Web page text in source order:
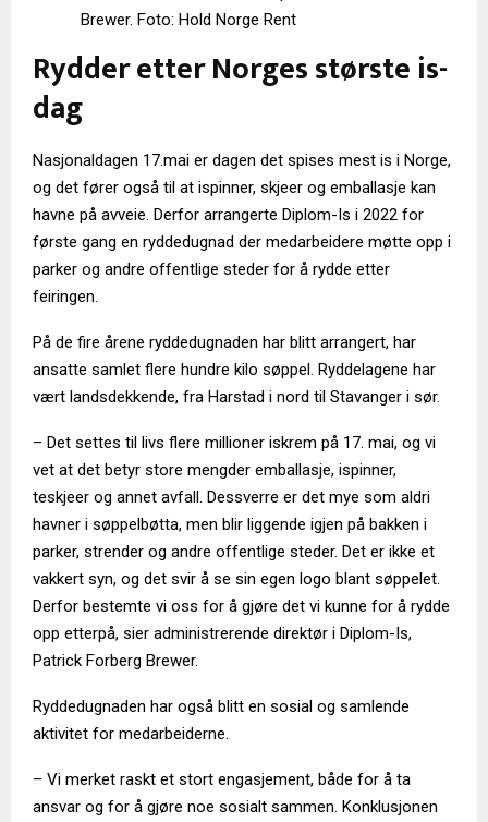
Brewer. Foto: Hold Norge Rent
Rydder etter Norges største is-
dag
Nasjonaldagen 17.mai er dagen det spises mest is i Norge,
og det fører også til at ispinner, skjeer og emballasje kan
havne på avveie. Derfor arrangerte Diplom-Is i 2022 for
første gang en ryddedugnad der medarbeidere møtte opp i
parker og andre offentlige steder for å rydde etter
feiringen.
På de fire årene ryddedugnaden har blitt arrangert, har
ansatte samlet flere hundre kilo søppel. Ryddelagene har
vært landsdekkende, fra Harstad i nord til Stavanger i sør.
– Det settes til livs flere millioner iskrem på 17. mai, og vi
vet at det betyr store mengder emballasje, ispinner,
teskjeer og annet avfall. Dessverre er det mye som aldri
havner i søppelbøtta, men blir liggende igjen på bakken i
parker, strender og andre offentlige steder. Det er ikke et
vakkert syn, og det svir å se sin egen logo blant søppelet.
Derfor bestemte vi oss for å gjøre det vi kunne for å rydde
opp etterpå, sier administrerende direktør i Diplom-Is,
Patrick Forberg Brewer.
Ryddedugnaden har også blitt en sosial og samlende
aktivitet for medarbeiderne.
– Vi merket raskt et stort engasjement, både for å ta
ansvar og for å gjøre noe sosialt sammen. Konklusjonen